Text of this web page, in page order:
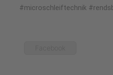
#microschleiftechnik